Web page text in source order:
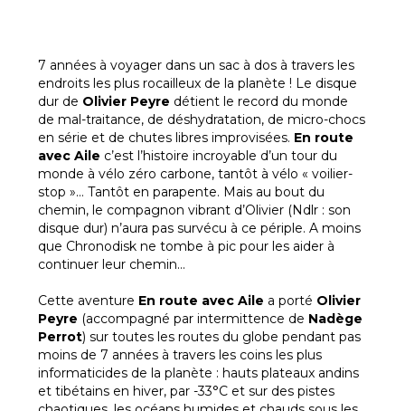
7 années à voyager dans un sac à dos à travers les
endroits les plus rocailleux de la planète ! Le disque
dur de Olivier Peyre détient le record du monde
de mal-traitance, de déshydratation, de micro-chocs
en série et de chutes libres improvisées. En route
avec Aile c’est l’histoire incroyable d’un tour du
monde à vélo zéro carbone, tantôt à vélo « voilier-
stop »… Tantôt en parapente. Mais au bout du
chemin, le compagnon vibrant d’Olivier (Ndlr : son
disque dur) n’aura pas survécu à ce périple. A moins
que Chronodisk ne tombe à pic pour les aider à
continuer leur chemin…
Cette aventure En route avec Aile a porté Olivier
Peyre (accompagné par intermittence de Nadège
Perrot) sur toutes les routes du globe pendant pas
moins de 7 années à travers les coins les plus
informaticides de la planète : hauts plateaux andins
et tibétains en hiver, par -33°C et sur des pistes